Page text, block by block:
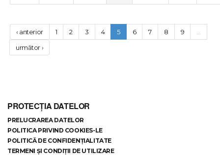
‹ anterior 1 2 3 4 5 6 7 8 9
următor ›
PROTECȚIA DATELOR
PRELUCRAREA DATELOR
POLITICA PRIVIND COOKIES-LE
POLITICĂ DE CONFIDENȚIALITATE
TERMENI ȘI CONDIȚII DE UTILIZARE